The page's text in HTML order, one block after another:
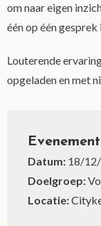
om naar eigen
één op één
Louterende
opgeladen en met
Datum: 18/
Doelgroep:
Locatie: